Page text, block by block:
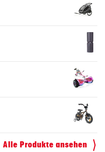
Alle Produkte ansehen